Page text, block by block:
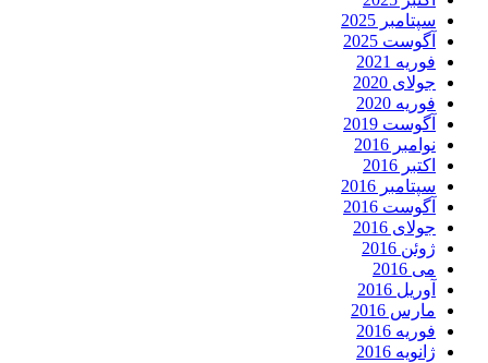
سپتامبر 2025
آگوست 2025
فوریه 2021
جولای 2020
فوریه 2020
آگوست 2019
نوامبر 2016
اکتبر 2016
سپتامبر 2016
آگوست 2016
جولای 2016
ژوئن 2016
می 2016
آوریل 2016
مارس 2016
فوریه 2016
ژانویه 2016